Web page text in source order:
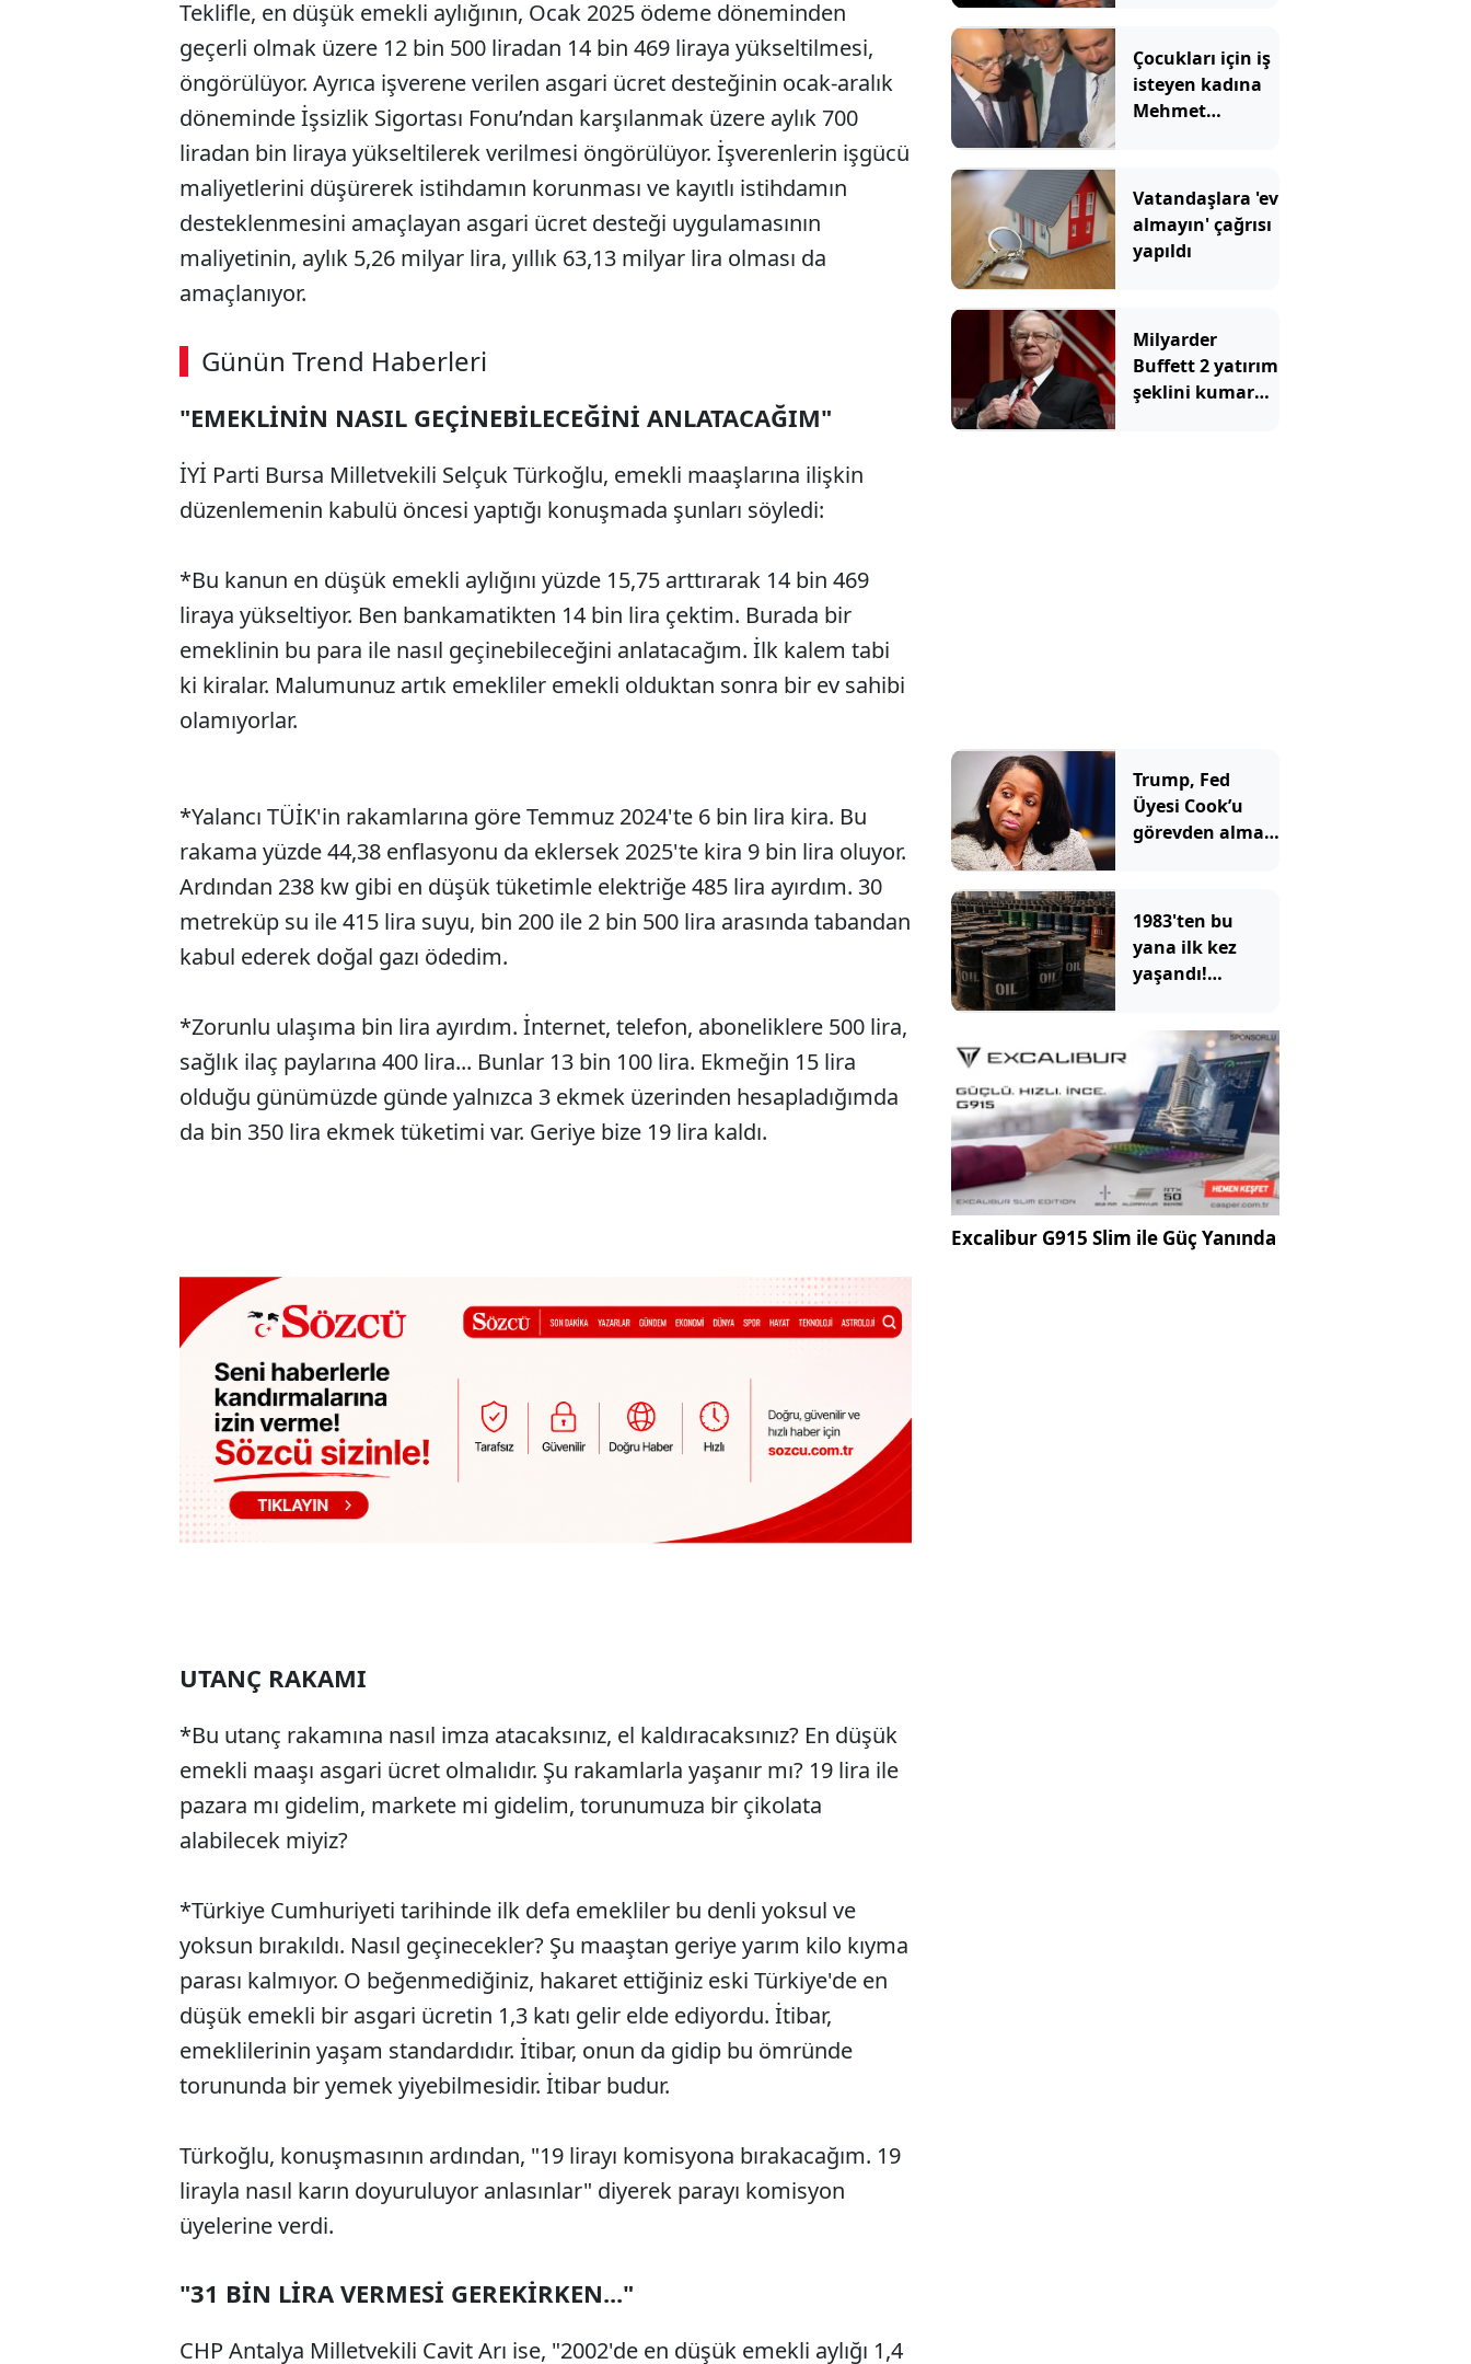
Teklifle, en düşük emekli aylığının, Ocak 2025 ödeme döneminden
geçerli olmak üzere 12 bin 500 liradan 14 bin 469 liraya yükseltilmesi,
öngörülüyor. Ayrıca işverene verilen asgari ücret desteğinin ocak-aralık
döneminde İşsizlik Sigortası Fonu’ndan karşılanmak üzere aylık 700
liradan bin liraya yükseltilerek verilmesi öngörülüyor. İşverenlerin işgücü
maliyetlerini düşürerek istihdamın korunması ve kayıtlı istihdamın
desteklenmesini amaçlayan asgari ücret desteği uygulamasının
maliyetinin, aylık 5,26 milyar lira, yıllık 63,13 milyar lira olması da
amaçlanıyor.
Günün Trend Haberleri
00:02 / 08:06
"EMEKLİNİN NASIL GEÇİNEBİLECEĞİNİ ANLATACAĞIM"
İYİ Parti Bursa Milletvekili Selçuk Türkoğlu, emekli maaşlarına ilişkin
düzenlemenin kabulü öncesi yaptığı konuşmada şunları söyledi:
*Bu kanun en düşük emekli aylığını yüzde 15,75 arttırarak 14 bin 469
liraya yükseltiyor. Ben bankamatikten 14 bin lira çektim. Burada bir
emeklinin bu para ile nasıl geçinebileceğini anlatacağım. İlk kalem tabi
ki kiralar. Malumunuz artık emekliler emekli olduktan sonra bir ev sahibi
olamıyorlar.
*Yalancı TÜİK'in rakamlarına göre Temmuz 2024'te 6 bin lira kira. Bu
rakama yüzde 44,38 enflasyonu da eklersek 2025'te kira 9 bin lira oluyor.
Ardından 238 kw gibi en düşük tüketimle elektriğe 485 lira ayırdım. 30
metreküp su ile 415 lira suyu, bin 200 ile 2 bin 500 lira arasında tabandan
kabul ederek doğal gazı ödedim.
*Zorunlu ulaşıma bin lira ayırdım. İnternet, telefon, aboneliklere 500 lira,
sağlık ilaç paylarına 400 lira... Bunlar 13 bin 100 lira. Ekmeğin 15 lira
olduğu günümüzde günde yalnızca 3 ekmek üzerinden hesapladığımda
da bin 350 lira ekmek tüketimi var. Geriye bize 19 lira kaldı.
UTANÇ RAKAMI
*Bu utanç rakamına nasıl imza atacaksınız, el kaldıracaksınız? En düşük
emekli maaşı asgari ücret olmalıdır. Şu rakamlarla yaşanır mı? 19 lira ile
pazara mı gidelim, markete mi gidelim, torunumuza bir çikolata
alabilecek miyiz?
*Türkiye Cumhuriyeti tarihinde ilk defa emekliler bu denli yoksul ve
yoksun bırakıldı. Nasıl geçinecekler? Şu maaştan geriye yarım kilo kıyma
parası kalmıyor. O beğenmediğiniz, hakaret ettiğiniz eski Türkiye'de en
düşük emekli bir asgari ücretin 1,3 katı gelir elde ediyordu. İtibar,
emeklilerinin yaşam standardıdır. İtibar, onun da gidip bu ömründe
torununda bir yemek yiyebilmesidir. İtibar budur.
Türkoğlu, konuşmasının ardından, "19 lirayı komisyona bırakacağım. 19
lirayla nasıl karın doyuruluyor anlasınlar" diyerek parayı komisyon
üyelerine verdi.
"31 BİN LİRA VERMESİ GEREKİRKEN..."
CHP Antalya Milletvekili Cavit Arı ise, "2002'de en düşük emekli aylığı 1,4
geçti
Çocukları için iş
isteyen kadına
Mehmet
Vatandaşlara 'ev
almayın' çağrısı
yapıldı
Milyarder
Buffett 2 yatırım
şeklini kumara
Trump, Fed
Üyesi Cook’u
görevden alma
1983'ten bu
yana ilk kez
yaşandı!
depoları hızla
eriyor
Excalibur G915 Slim ile Güç Yanında